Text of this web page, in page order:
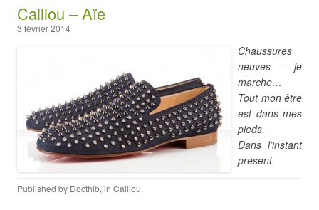
Caillou – Aïe
3 février 2014
Chaussures
neuves – je
marche…
Tout mon être
est dans mes
pieds.
Dans l’instant
présent.
Published by Docthib, in Caillou.